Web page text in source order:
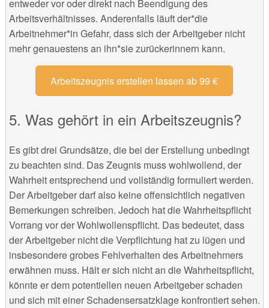
entweder vor oder direkt nach Beendigung des
Arbeitsverhältnisses. Anderenfalls läuft der*die
Arbeitnehmer*in Gefahr, dass sich der Arbeitgeber nicht
mehr genauestens an ihn*sie zurückerinnern kann.
Arbeitszeugnis erstellen lassen ab 99 €
5. Was gehört in ein Arbeitszeugnis?
Es gibt drei Grundsätze, die bei der Erstellung unbedingt
zu beachten sind. Das Zeugnis muss wohlwollend, der
Wahrheit entsprechend und vollständig formuliert werden.
Der Arbeitgeber darf also keine offensichtlich negativen
Bemerkungen schreiben. Jedoch hat die Wahrheitspflicht
Vorrang vor der Wohlwollenspflicht. Das bedeutet, dass
der Arbeitgeber nicht die Verpflichtung hat zu lügen und
insbesondere grobes Fehlverhalten des Arbeitnehmers
erwähnen muss. Hält er sich nicht an die Wahrheitspflicht,
könnte er dem potentiellen neuen Arbeitgeber schaden
und sich mit einer Schadensersatzklage konfrontiert sehen.